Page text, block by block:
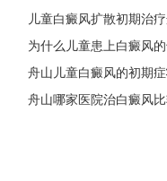
儿童白癜风扩散初期治
为什么儿童患上白癜风
舟山儿童白癜风的初期症
舟山哪家医院治白癜风